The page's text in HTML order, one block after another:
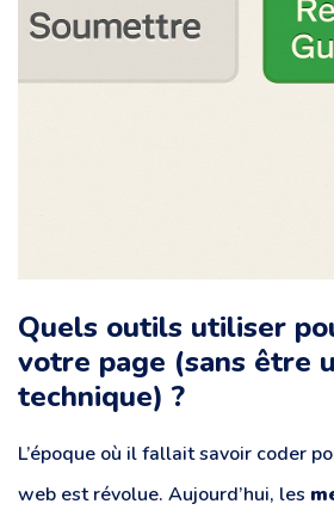
Quels outils utiliser
votre page (sans être
technique) ?
L’époque où il fallait savoir coder
web est révolue. Aujourd’hui, les